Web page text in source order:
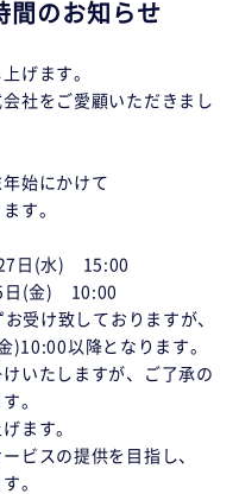
間のお知らせ
げます。
社をご愛顧いただきまし
始にかけて
す。
27日(水) 15:00
5日(金) 10:00
受け致しておりますが、
)10:00以降となります。
いたしますが、ご了承の
。
ます。
ビスの提供を目指し、
。